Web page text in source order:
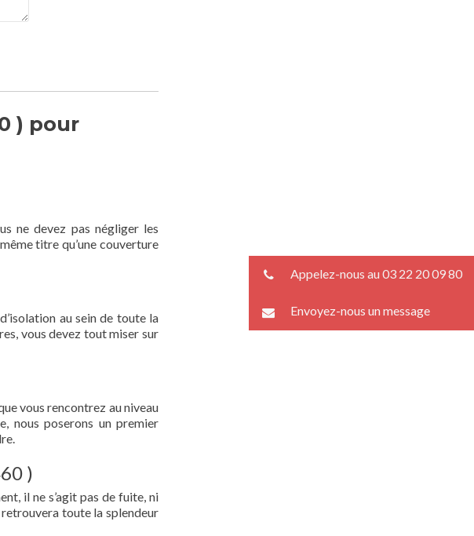
) pour
ne devez pas négliger les
titre qu’une couverture
au sein de toute la
vous devez tout miser sur
vous rencontrez au niveau
nous poserons un premier
)
il ne s’agit pas de fuite, ni
toute la splendeur
Appelez-nous au 03 22 20 09 80
Envoyez-nous un message